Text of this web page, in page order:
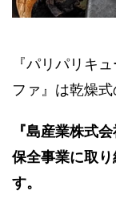
『パリパリキ
ファ』は乾燥
『島産業株式
保全事業に取
す。